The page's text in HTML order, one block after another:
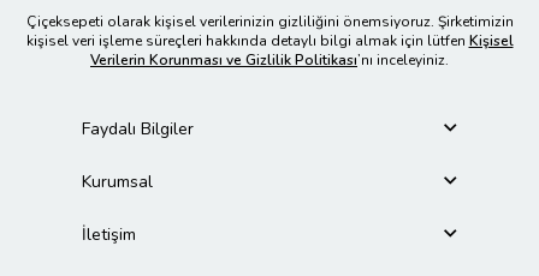
Çiçeksepeti olarak kişisel verilerinizin gizliliğini önemsiyoruz. Şirketimizin
kişisel veri işleme süreçleri hakkında detaylı bilgi almak için lütfen Kişisel
Verilerin Korunması ve Gizlilik Politikası’nı inceleyiniz.
Faydalı Bilgiler
Kurumsal
İletişim